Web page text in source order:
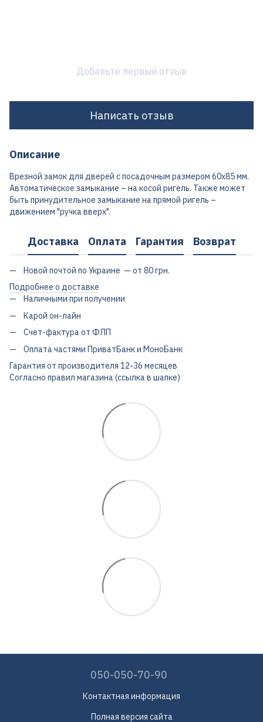
Добавьте первый отзыв
Написать отзыв
Описание
Врезной замок для дверей с посадочным размером 60х85 мм.
Автоматическое замыкание – на косой ригель. Также может
быть принудительное замыкание на прямой ригель –
движением "ручка вверх".
Доставка Оплата Гарантия Возврат
Новой почтой по Украине — от 80 грн.
Подробнее о доставке
Наличными при получении
Карой он-лайн
Счет-фактура от ФЛП
Оплата частями ПриватБанк и МоноБанк
Гарантия от производителя 12-36 месяцев
Согласно правил магазина (ссылка в шапке)
050-050-70-90
Контактная информация
Полная версия сайта